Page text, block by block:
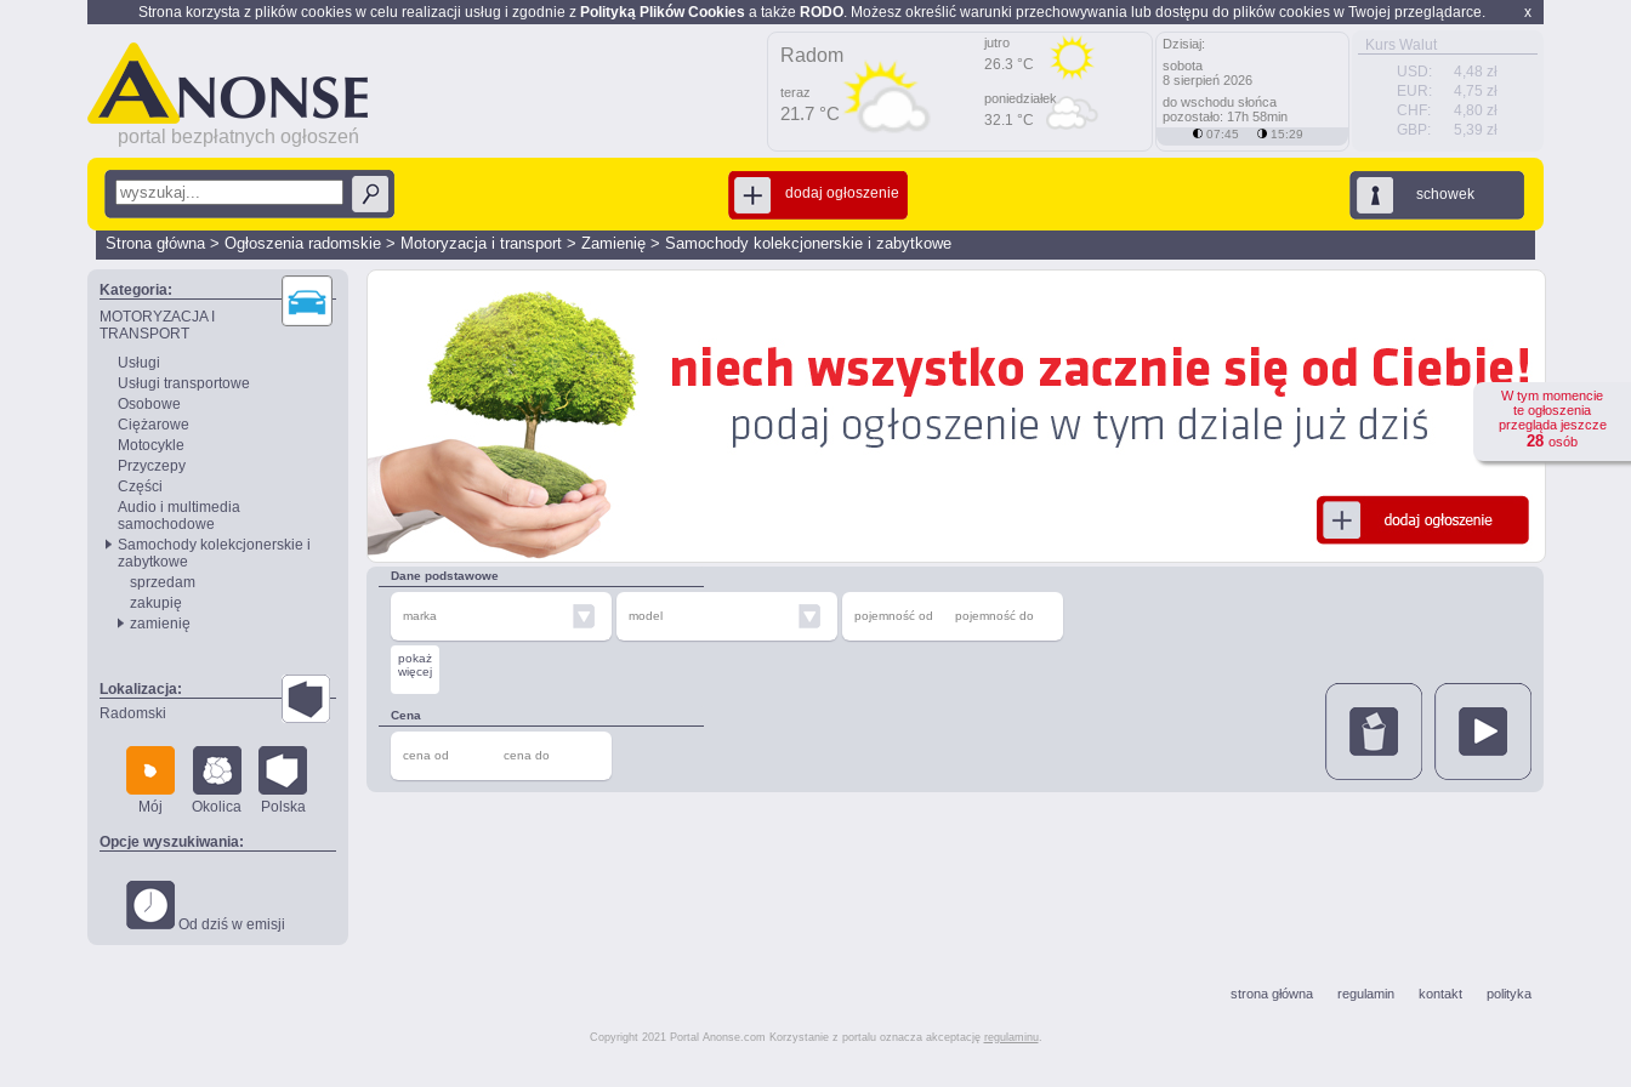
x
Strona korzysta z plików cookies w celu realizacji usług i zgodnie z Polityką Plików Cookies a także RODO. Możesz określić warunki przechowywania lub dostępu do plików cookies w Twojej przeglądarce.
portal bezpłatnych ogłoszeń
Kurs Walut
USD:
4,48 zł
EUR:
4,75 zł
CHF:
4,80 zł
GBP:
5,39 zł
Radom
teraz
21.7 °C
jutro
26.3 °C
poniedziałek
32.1 °C
Dzisiaj:
sobota
8 sierpień 2026
do wschodu słońca
pozostało: 17h 58min
07:45 15:29
schowek
dodaj ogłoszenie
Strona główna> Ogłoszenia radomskie > Motoryzacja i transport > Zamienię > Samochody kolekcjonerskie i zabytkowe
Kategoria:
MOTORYZACJA I
TRANSPORT
Usługi
Usługi transportowe
Osobowe
Ciężarowe
Motocykle
Przyczepy
Części
Audio i multimedia
samochodowe
Samochody kolekcjonerskie i
zabytkowe
sprzedam
zakupię
zamienię
Lokalizacja:
Radomski
Mój Okolica Polska
Opcje wyszukiwania:
Od dziś w emisji
W tym momencie
te ogłoszenia
przegląda jeszcze
28 osób
Dane podstawowe
marka model pojemność od pojemność do
pokaż
więcej
Cena
cena od cena do
strona główna regulamin kontakt polityka
Copyright 2021 Portal Anonse.com Korzystanie z portalu oznacza akceptację regulaminu.